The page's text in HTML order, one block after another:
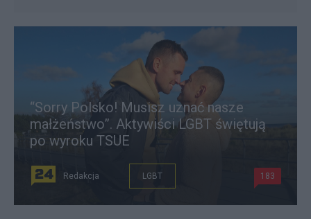
“Sorry Polsko! Musisz uznać nasze
małżeństwo”. Aktywiści LGBT świętują
po wyroku TSUE
Redakcja LGBT 183